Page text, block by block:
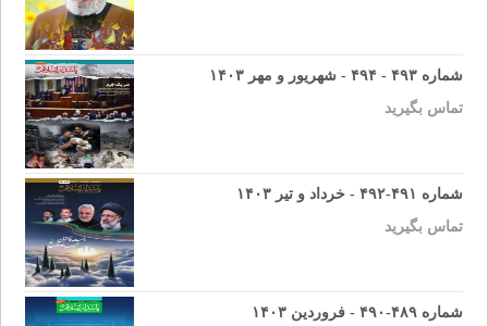
شماره ۴۹۳ - ۴۹۴ - شهریور و مهر ۱۴۰۳
تماس بگیرید
شماره ۴۹۱-۴۹۲ - خرداد و تیر ۱۴۰۳
تماس بگیرید
شماره ۴۸۹-۴۹۰ - فروردین ۱۴۰۳